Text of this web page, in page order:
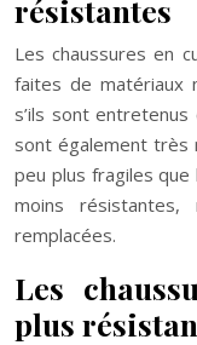
résistantes
Les chaussures en
faites de matériaux
s’ils sont
sont également très
peu plus fragiles
moins
remplacées.
Les
plus